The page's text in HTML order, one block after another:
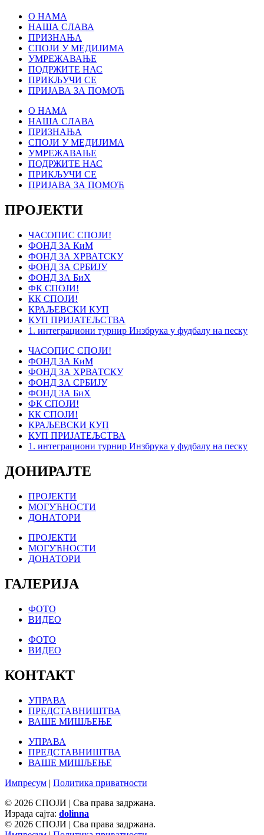
О НАМА
НАША СЛАВА
ПРИЗНАЊА
СПОЈИ У МЕДИЈИМА
УМРЕЖАВАЊЕ
ПОДРЖИТЕ НАС
ПРИКЉУЧИ СЕ
ПРИЈАВА ЗА ПОМОЋ
О НАМА
НАША СЛАВА
ПРИЗНАЊА
СПОЈИ У МЕДИЈИМА
УМРЕЖАВАЊЕ
ПОДРЖИТЕ НАС
ПРИКЉУЧИ СЕ
ПРИЈАВА ЗА ПОМОЋ
ПРОЈЕКТИ
ЧАСОПИС СПОЈИ!
ФОНД ЗА КиМ
ФОНД ЗА ХРВАТСКУ
ФОНД ЗА СРБИЈУ
ФОНД ЗА БиХ
ФК СПОЈИ!
КК СПОЈИ!
КРАЉЕВСКИ КУП
КУП ПРИЈАТЕЉСТВА
1. интеграциони турнир Инзбрука у фудбалу на песку
ЧАСОПИС СПОЈИ!
ФОНД ЗА КиМ
ФОНД ЗА ХРВАТСКУ
ФОНД ЗА СРБИЈУ
ФОНД ЗА БиХ
ФК СПОЈИ!
КК СПОЈИ!
КРАЉЕВСКИ КУП
КУП ПРИЈАТЕЉСТВА
1. интеграциони турнир Инзбрука у фудбалу на песку
ДОНИРАЈТЕ
ПРОЈЕКТИ
МОГУЋНОСТИ
ДОНАТОРИ
ПРОЈЕКТИ
МОГУЋНОСТИ
ДОНАТОРИ
ГАЛЕРИЈА
ФОТО
ВИДЕО
ФОТО
ВИДЕО
КОНТАКТ
УПРАВА
ПРЕДСТАВНИШТВА
ВАШЕ МИШЉЕЊЕ
УПРАВА
ПРЕДСТАВНИШТВА
ВАШЕ МИШЉЕЊЕ
Импресум | Политика приватности
© 2026 СПОЈИ | Сва права задржана.
Израда сајта: dolinna
© 2026 СПОЈИ | Сва права задржана.